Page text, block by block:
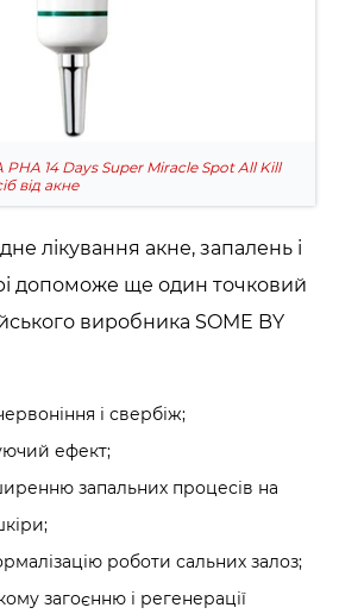
PHA 14 Days Super Miracle Spot All Kill
від акне
лікування акне, запалень і
допоможе ще один точковий
виробника SOME BY
і свербіж;
ефект;
запальних процесів на
роботи сальних залоз;
загоєнню і регенерації